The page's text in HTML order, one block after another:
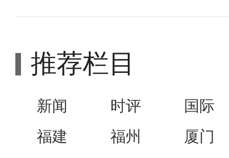
推荐栏目
新闻 时评
国际
福建
福州
厦门